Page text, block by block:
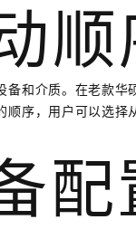
顺
和介质。在老款
序，用户可以选择
配